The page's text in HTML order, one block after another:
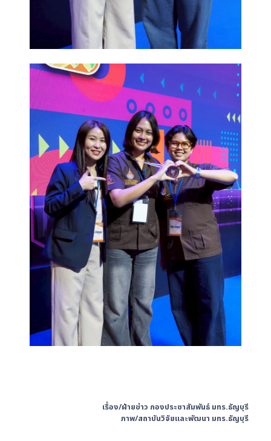
เรื่อง/ฝ่ายข่าว กองประชาสัมพันธ์ มทร.ธัญบุรี
ภาพ/สถาบันวิจัยและพัฒนา มทร.ธัญบุรี